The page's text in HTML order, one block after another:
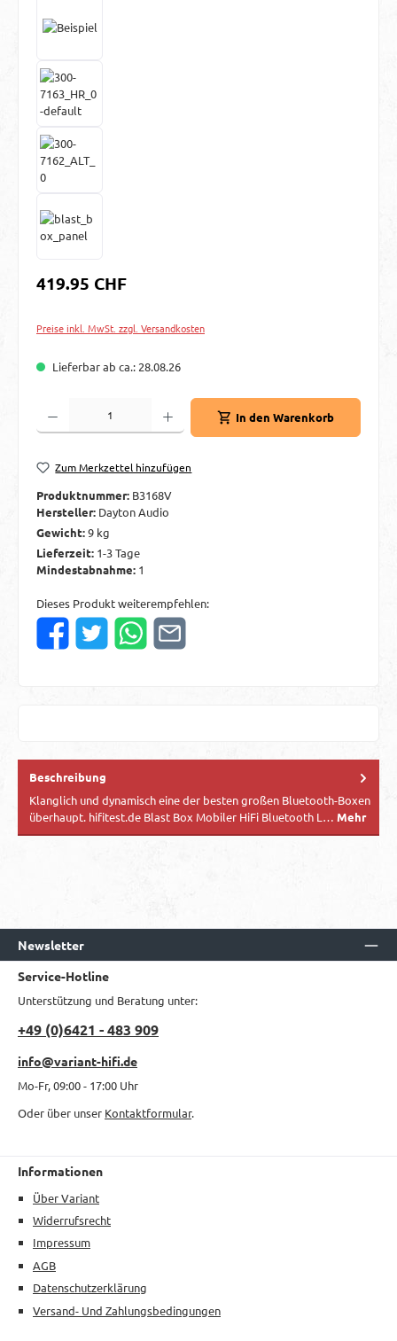
Regulärer Preis:
419.95 CHF
Preise inkl. MwSt. zzgl. Versandkosten
Lieferbar ab ca.: 28.08.26
Produkt Anzahl: Gib den gewünschten Wert ein oder benutze die Schaltflächen
In den Warenkorb
Zum Merkzettel hinzufügen
Produktnummer: B3168V
Hersteller: Dayton Audio
Gewicht:9 kg
Lieferzeit: 1-3 Tage
Mindestabnahme: 1
Dieses Produkt weiterempfehlen:
Beschreibung
Klanglich und dynamisch eine der besten großen Bluetooth-Boxen
überhaupt. hifitest.de Blast Box Mobiler HiFi Bluetooth L… Mehr
Newsletter
Service-Hotline
Unterstützung und Beratung unter:
+49 (0)6421 - 483 909
info@variant-hifi.de
Mo-Fr, 09:00 - 17:00 Uhr
Oder über unser Kontaktformular.
Informationen
Über Variant
Widerrufsrecht
Impressum
AGB
Datenschutzerklärung
Versand- Und Zahlungsbedingungen